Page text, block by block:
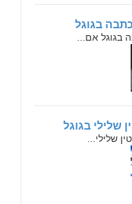
בגוגל
אם...
בגוגל
שלילי...